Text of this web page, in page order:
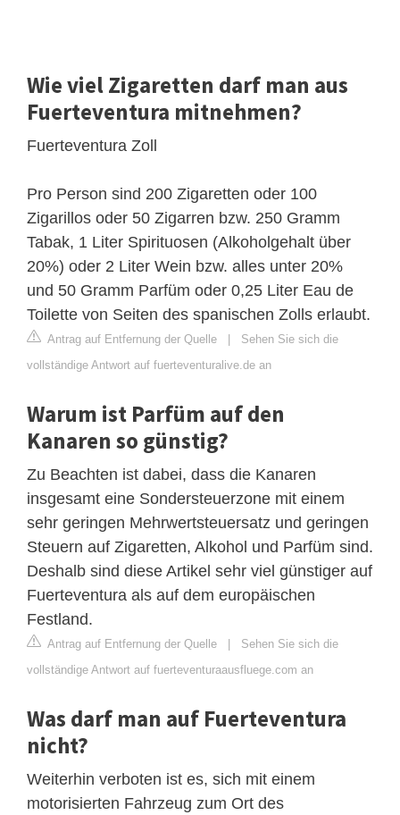
Wie viel Zigaretten darf man aus
Fuerteventura mitnehmen?
Fuerteventura Zoll
Pro Person sind 200 Zigaretten oder 100
Zigarillos oder 50 Zigarren bzw. 250 Gramm
Tabak, 1 Liter Spirituosen (Alkoholgehalt über
20%) oder 2 Liter Wein bzw. alles unter 20%
und 50 Gramm Parfüm oder 0,25 Liter Eau de
Toilette von Seiten des spanischen Zolls erlaubt.
Antrag auf Entfernung der Quelle | Sehen Sie sich die
vollständige Antwort auf fuerteventuralive.de an
Warum ist Parfüm auf den
Kanaren so günstig?
Zu Beachten ist dabei, dass die Kanaren
insgesamt eine Sondersteuerzone mit einem
sehr geringen Mehrwertsteuersatz und geringen
Steuern auf Zigaretten, Alkohol und Parfüm sind.
Deshalb sind diese Artikel sehr viel günstiger auf
Fuerteventura als auf dem europäischen
Festland.
Antrag auf Entfernung der Quelle | Sehen Sie sich die
vollständige Antwort auf fuerteventuraausfluege.com an
Was darf man auf Fuerteventura
nicht?
Weiterhin verboten ist es, sich mit einem
motorisierten Fahrzeug zum Ort des